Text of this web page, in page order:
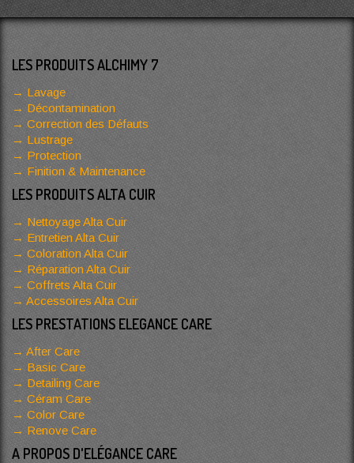
LES PRODUITS ALCHIMY 7
Lavage
Décontamination
Correction des Défauts
Lustrage
Protection
Finition & Maintenance
LES PRODUITS ALTA CUIR
Nettoyage Alta Cuir
Entretien Alta Cuir
Coloration Alta Cuir
Réparation Alta Cuir
Coffrets Alta Cuir
Accessoires Alta Cuir
LES PRESTATIONS ELEGANCE CARE
After Care
Basic Care
Detailing Care
Céram Care
Color Care
Renove Care
A PROPOS D'ELÉGANCE CARE